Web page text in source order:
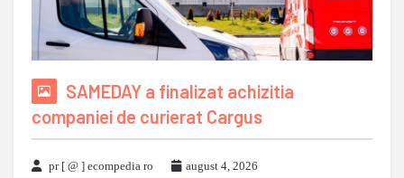
SAMEDAY a finalizat achizitia
companiei de curierat Cargus
pr [ @ ] ecompedia ro
august 4, 2026